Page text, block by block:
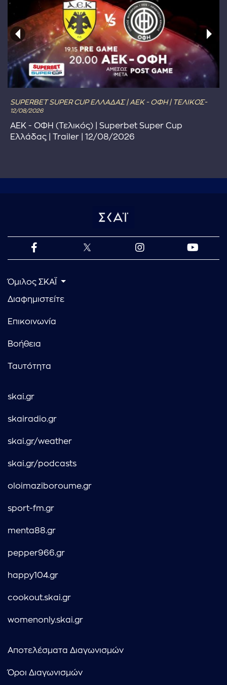
SUPERBET SUPER CUP ΕΛΛΑΔΑΣ | ΑΕΚ - ΟΦΗ | ΤΕΛΙΚΟΣ-
12/08/2026
ΑΕΚ - ΟΦΗ (Τελικός) | Superbet Super Cup
Ελλάδας | Trailer | 12/08/2026
Όμιλος ΣΚΑΪ
Διαφημιστείτε
Επικοινωνία
Βοήθεια
Ταυτότητα
skai.gr
skairadio.gr
skai.gr/weather
skai.gr/podcasts
oloimaziboroume.gr
sport-fm.gr
menta88.gr
pepper966.gr
happy104.gr
cookout.skai.gr
womenonly.skai.gr
Αποτελέσματα Διαγωνισμών
Όροι Διαγωνισμών